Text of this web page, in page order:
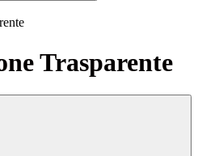
Trasparente